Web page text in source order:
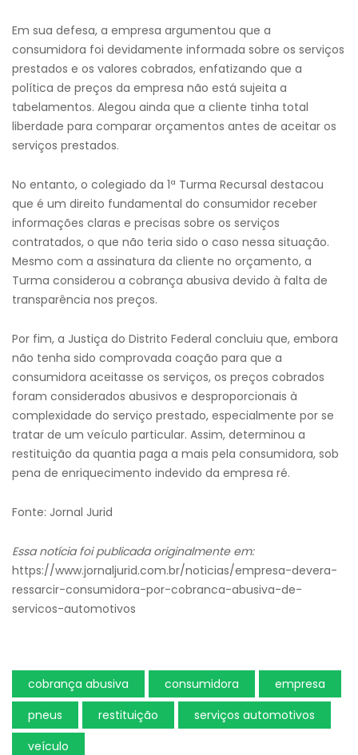
Em sua defesa, a empresa argumentou que a
consumidora foi devidamente informada sobre os serviços
prestados e os valores cobrados, enfatizando que a
política de preços da empresa não está sujeita a
tabelamentos. Alegou ainda que a cliente tinha total
liberdade para comparar orçamentos antes de aceitar os
serviços prestados.
No entanto, o colegiado da 1ª Turma Recursal destacou
que é um direito fundamental do consumidor receber
informações claras e precisas sobre os serviços
contratados, o que não teria sido o caso nessa situação.
Mesmo com a assinatura da cliente no orçamento, a
Turma considerou a cobrança abusiva devido à falta de
transparência nos preços.
Por fim, a Justiça do Distrito Federal concluiu que, embora
não tenha sido comprovada coação para que a
consumidora aceitasse os serviços, os preços cobrados
foram considerados abusivos e desproporcionais à
complexidade do serviço prestado, especialmente por se
tratar de um veículo particular. Assim, determinou a
restituição da quantia paga a mais pela consumidora, sob
pena de enriquecimento indevido da empresa ré.
Fonte: Jornal Jurid
Essa notícia foi publicada originalmente em:
https://www.jornaljurid.com.br/noticias/empresa-devera-
ressarcir-consumidora-por-cobranca-abusiva-de-
servicos-automotivos
cobrança abusiva consumidora
empresa
pneus
restituição
serviços automotivos
veículo